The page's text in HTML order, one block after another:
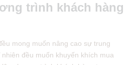
trình khách hàng
mong muốn nâng cao sự trung
đều muốn khuyến khích mua